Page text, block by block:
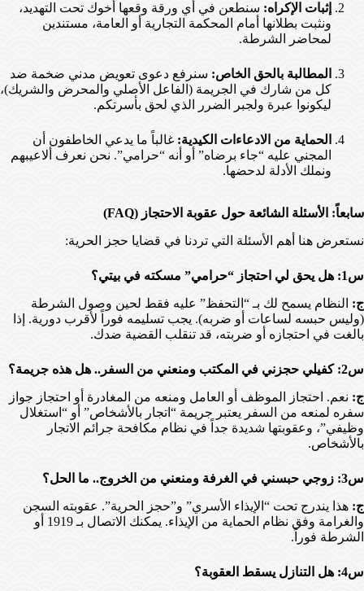
إثبات الإكراه: سنطعن في أي ورقة وقعها أخوك تحت التهديد،
ونثبت بطلانها أمام المحكمة التجارية أو العامة، مستندين
لمحاضر الشرطة.
المطالبة بالحق الخاص: سنرفع دعوى تعويض مدني ضخمة ضد
كل من شارك في الجريمة (الفاعل الأصلي والمحرض والشريك)،
ليكونوا عبرة ولجبر الضرر الذي لحق بأسرتكم.
الحماية من الادعاءات الكيدية: غالباً ما يدعي الخاطفون أن
المجني عليه “جاء برضاه” أو أنه “حرامي”. نحن نعرف ألاعيبهم
ونملك الأدلة لدحضها.
سابعاً: الأسئلة الشائعة حول عقوبة الاحتجاز (FAQ)
نستعرض هنا أهم الأسئلة التي تردنا في قضايا حجز الحرية:
س1: هل يحق لي احتجاز “حرامي” مسكته في بيتي؟
ج: النظام يسمح لك بـ “التحفظ” عليه فقط لحين وصول الشرطة
(وليس حبسه لساعات أو ضربه). يجب تسليمه فوراً لأقرب دورية. إذا
بالغت في احتجازه أو ضربته، قد تنقلب القضية ضدك.
س2: كفيلي حجزني في المكتب ومنعني من السفر.. هل هذه جريمة؟
ج: نعم. احتجاز الموظف أو العامل ومنعه من المغادرة أو احتجاز جواز
سفره لمنعه من السفر يعتبر جريمة “اتجار بالأشخاص” أو “استغلال
وظيفي”، وعقوبتها شديدة جداً في نظام مكافحة جرائم الاتجار
بالأشخاص.
س3: زوجي حبسني في الغرفة ومنعني من الخروج.. ما الحل؟
ج: هذا يندرج تحت “الإيذاء الأسري” و”حجز الحرية”. عقوبته السجن
والغرامة وفق نظام الحماية من الإيذاء. يمكنك الاتصال بـ 1919 أو
الشرطة فوراً.
س4: هل التنازل يسقط العقوبة؟